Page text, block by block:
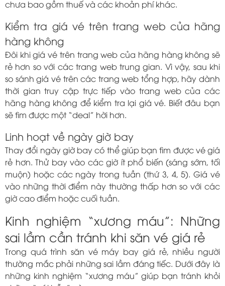
chưa bao gồm thuế và các khoản phí khác.
Kiểm tra giá vé trên trang web của hãng
hàng không
Đôi khi giá vé trên trang web của hãng hàng không sẽ
rẻ hơn so với các trang web trung gian. Vì vậy, sau khi
so sánh giá vé trên các trang web tổng hợp, hãy dành
thời gian truy cập trực tiếp vào trang web của các
hãng hàng không để kiểm tra lại giá vé. Biết đâu bạn
sẽ tìm được một “deal” hời hơn.
Linh hoạt về ngày giờ bay
Thay đổi ngày giờ bay có thể giúp bạn tìm được vé giá
rẻ hơn. Thử bay vào các giờ ít phổ biến (sáng sớm, tối
muộn) hoặc các ngày trong tuần (thứ 3, 4, 5). Giá vé
vào những thời điểm này thường thấp hơn so với các
giờ cao điểm hoặc cuối tuần.
Kinh nghiệm “xương máu”: Những
sai lầm cần tránh khi săn vé giá rẻ
Trong quá trình săn vé máy bay giá rẻ, nhiều người
thường mắc phải những sai lầm đáng tiếc. Dưới đây là
những kinh nghiệm “xương máu” giúp bạn tránh khỏi